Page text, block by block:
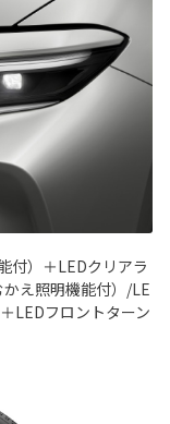
付）＋LEDクリアラ
え照明機能付）/LE
LEDフロントターン